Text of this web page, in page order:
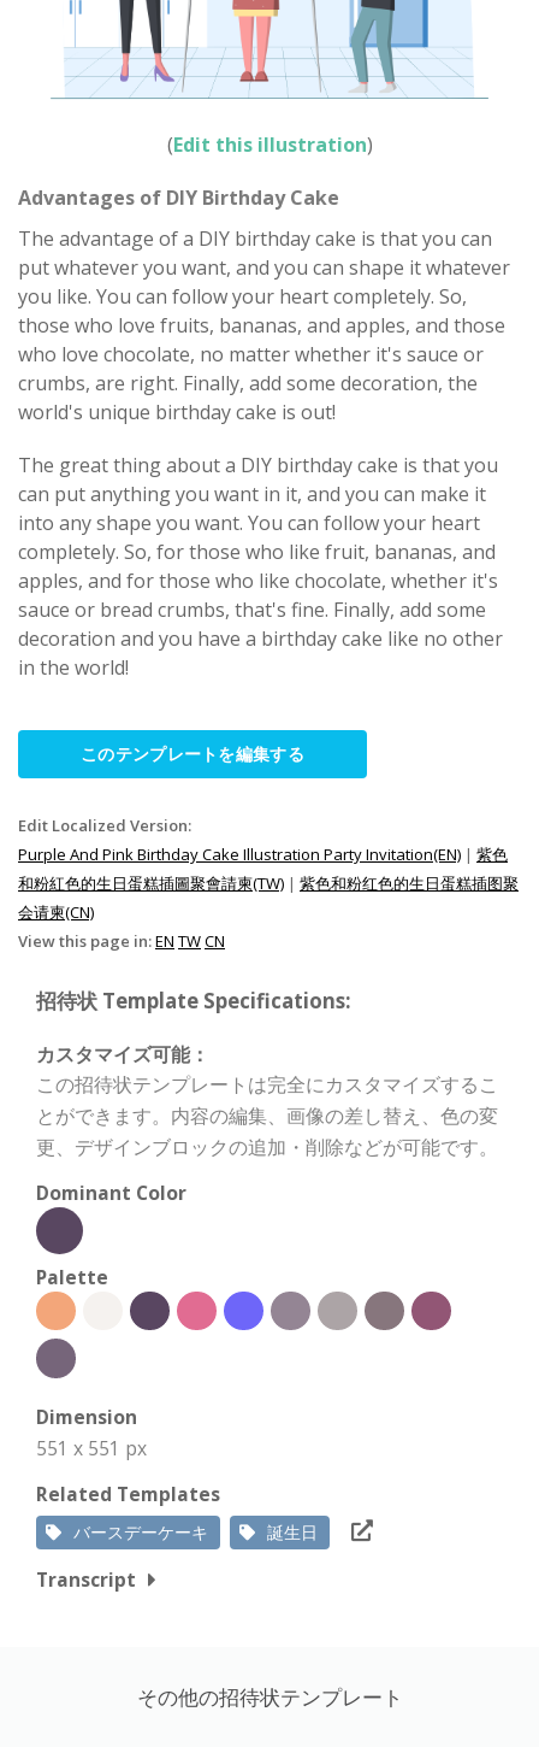
(Edit this illustration)
Advantages of DIY Birthday Cake
The advantage of a DIY birthday cake is that you can
put whatever you want, and you can shape it whatever
you like. You can follow your heart completely. So,
those who love fruits, bananas, and apples, and those
who love chocolate, no matter whether it's sauce or
crumbs, are right. Finally, add some decoration, the
world's unique birthday cake is out!
The great thing about a DIY birthday cake is that you
can put anything you want in it, and you can make it
into any shape you want. You can follow your heart
completely. So, for those who like fruit, bananas, and
apples, and for those who like chocolate, whether it's
sauce or bread crumbs, that's fine. Finally, add some
decoration and you have a birthday cake like no other
in the world!
このテンプレートを編集する
Edit Localized Version:
Purple And Pink Birthday Cake Illustration Party Invitation(EN) | 紫色
和粉紅色的生日蛋糕插圖聚會請柬(TW) | 紫色和粉红色的生日蛋糕插图聚
会请柬(CN)
View this page in:EN TWCN
招待状 Template Specifications:
カスタマイズ可能：
この招待状テンプレートは完全にカスタマイズするこ
とができます。内容の編集、画像の差し替え、色の変
更、デザインブロックの追加・削除などが可能です。
Dominant Color
Palette
Dimension
551 x 551 px
Related Templates
バースデーケーキ 誕生日
Transcript
その他の招待状テンプレート